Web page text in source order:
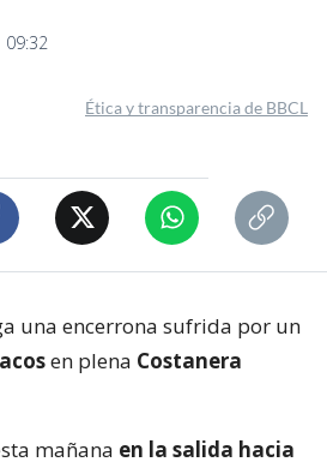
09:32
Ética y transparencia de BBCL
una encerrona sufrida por un
en plena Costanera
mañana en la salida hacia